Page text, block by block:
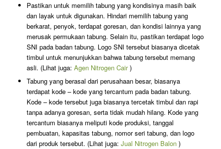
Pastikan untuk memilih tabung yang kondisinya masih baik
dan layak untuk digunakan. Hindari memilih tabung yang
berkarat, penyok, terdapat goresan, dan kondisi lainnya yang
merusak permukaan tabung. Selain itu, pastikan terdapat logo
SNI pada badan tabung. Logo SNI tersebut biasanya dicetak
timbul untuk menunjukkan bahwa tabung tersebut memang
asli. (Lihat juga: Agen Nitrogen Cair)
Tabung yang berasal dari perusahaan besar, biasanya
terdapat kode – kode yang tercantum pada badan tabung.
Kode – kode tersebut juga biasanya tercetak timbul dan rapi
tanpa adanya goresan, serta tidak mudah hilang. Kode yang
tercantum biasanya meliputi kode produksi, tanggal
pembuatan, kapasitas tabung, nomor seri tabung, dan logo
dari produk tersebut. (Lihat juga: Jual Nitrogen Balon)